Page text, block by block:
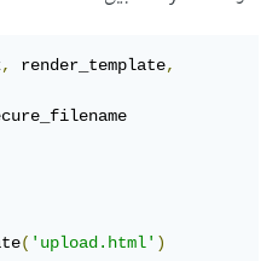
, render_template,
('upload.html')